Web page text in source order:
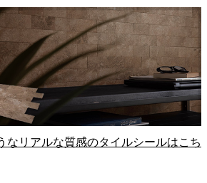
なリアルな質感のタイルシールはこち